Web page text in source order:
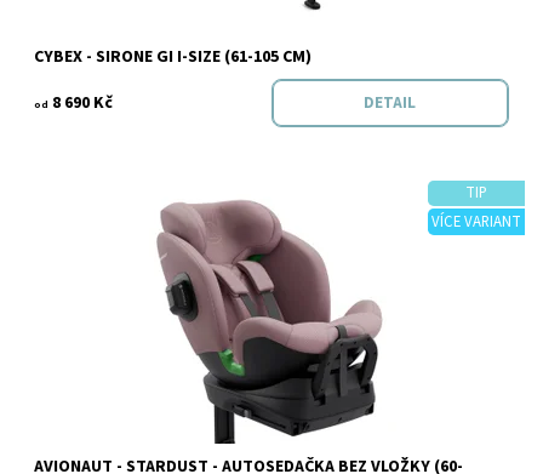
Značka:
CYBEX - SIRONE GI I-SIZE (61-105 CM)
od 8 690 Kč DETAIL
TIP
VÍCE VARIANT
Skladem
AVIONAUT - STARDUST - AUTOSEDAČKA BEZ VLOŽKY (60-